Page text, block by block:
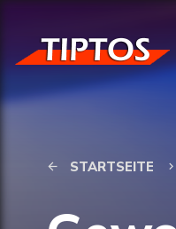
arrow_back STARTSEITE keyboard_arrow_right